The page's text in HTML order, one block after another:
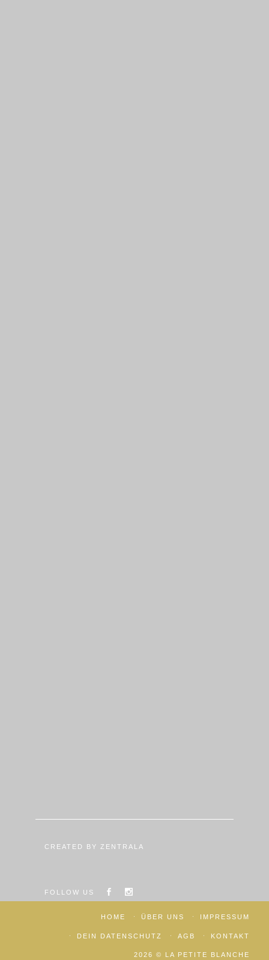
CREATED BY ZENTRALA
FOLLOW US
HOME ÜBER UNS IMPRESSUM
DEIN DATENSCHUTZ AGB KONTAKT
2026 © LA PETITE BLANCHE